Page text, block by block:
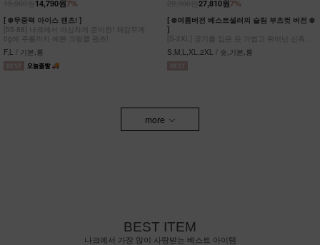
7%
14,790원
[ ❄️무중력 아이스 팬츠! ]
[55-88] 나크에서 야심차게 준비한! 체감무게
0g에 주름까지 예쁜 크링클 팬츠!
F,L / 기본,롱
7%
27,810원
[ ❄️여름버전 베스트셀러의 슬림 부츠컷 버전 ❄️
]
[S-2XL] 공기를 입은 듯 가볍고 뛰어난 신축성
원단에 슬림함을 더한 부츠컷 팬츠!
S,M,L,XL,2XL / 숏,기본,롱
more
BEST ITEM
나크에서 가장 많이 사랑받는 베스트 아이템